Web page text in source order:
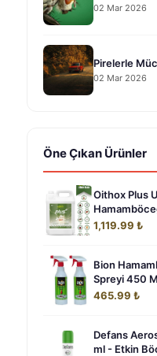
02 Mar 2026
Pirelerle
02 Mar 2026
Öne Çıkan Ürünler
Oithox Plus
1,119.99 ₺
Bion
Spreyi 450
465.99 ₺
Defans
ml - Etkin